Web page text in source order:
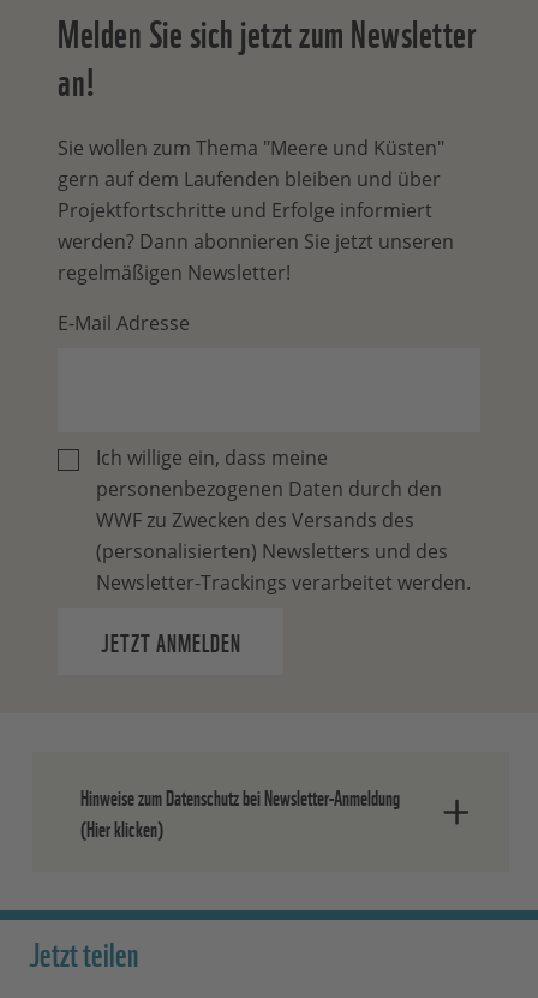
Melden Sie sich jetzt zum Newsletter
an!
Sie wollen zum Thema "Meere und Küsten"
gern auf dem Laufenden bleiben und über
Projektfortschritte und Erfolge informiert
werden? Dann abonnieren Sie jetzt unseren
regelmäßigen Newsletter!
E-Mail Adresse
Ich willige ein, dass meine
personenbezogenen Daten durch den
WWF zu Zwecken des Versands des
(personalisierten) Newsletters und des
Newsletter-Trackings verarbeitet werden.
JETZT ANMELDEN
Hinweise zum Datenschutz bei Newsletter-Anmeldung
(Hier klicken)
Nach dem Absenden der Daten senden
wir Ihnen eine E-Mail, in der Sie die
Anmeldung bestätigen müssen.
Jetzt teilen